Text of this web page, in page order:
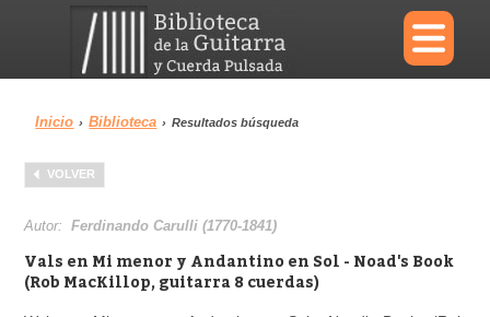
×
Menu
Biblioteca
Inicio › Biblioteca › Resultados búsqueda
VOLVER
Autor:Ferdinando Carulli (1770-1841)
Vals en Mi menor y Andantino en Sol - Noad's Book
(Rob MacKillop, guitarra 8 cuerdas)